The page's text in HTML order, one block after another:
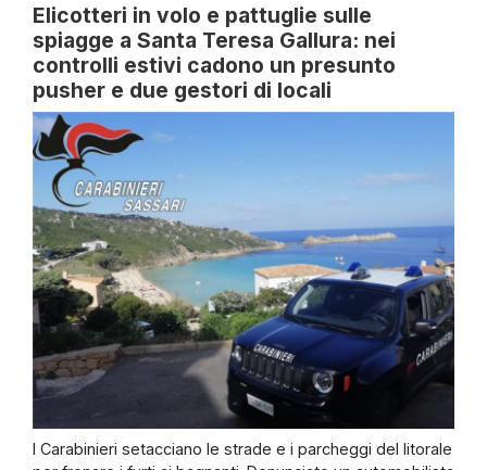
Elicotteri in volo e pattuglie sulle
spiagge a Santa Teresa Gallura: nei
controlli estivi cadono un presunto
pusher e due gestori di locali
I Carabinieri setacciano le strade e i parcheggi del litorale